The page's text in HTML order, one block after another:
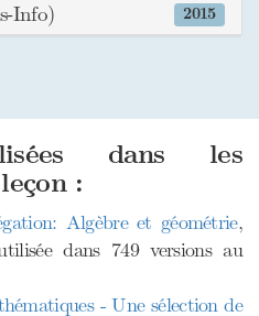
2015
Info)
dans les
:
Algèbre et géométrie,
dans 749 versions au
- Une sélection de